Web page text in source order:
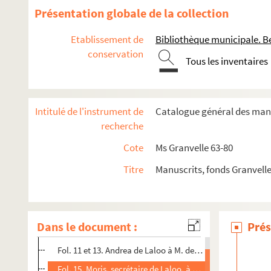
Présentation globale de la collection
Etablissement de
conservation
Bibliothèque municipale.
Tous les inventaires
Intitulé de l'instrument de
recherche
Catalogue général des
Cote
Ms Granvelle 63-80
Titre
Manuscrits, fonds Granvelle
Dans le document :
Ms Granvelle 63. « Mémoires de M. de Champagney... Tome
Fol. 5. Gaspard Schetz à M. de Chantonnay. Anvers, 16
Fol. 8. Le secrétaire Bave à M. de Chantonnay. Bruxelles, 2
Fol. 10. Don Luis de Requesens à M. de Champagney.
Fol. 11 et 13. Andrea de Laloo à M. de Champagney.